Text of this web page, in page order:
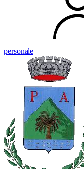
personale